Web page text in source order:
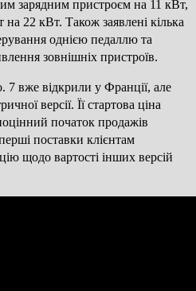
зарядним пристроєм на 11 кВт,
22 кВт. Також заявлені кілька
однією педаллю та
зовнішніх пристроїв.
вже відкрили у Франції, але
версії. Її стартова ціна
початок продажів
поставки клієнтам
щодо вартості інших версій